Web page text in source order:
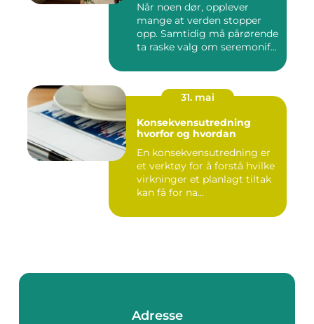
Når noen dør, opplever
mange at verden stopper
opp. Samtidig må pårørende
ta raske valg om seremonif...
31. mai
Konsekvensutredning
hvorfor og hvordan
En konsekvensutredning er
et verktøy for å forstå hvilke
virkninger et planlagt tiltak
kan få for na...
Adresse